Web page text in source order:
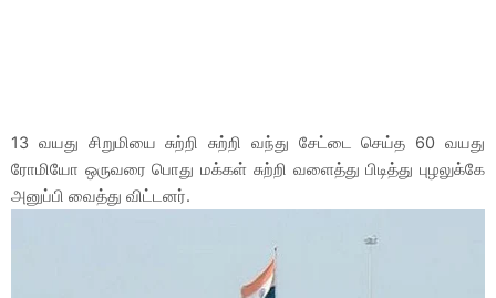
13 வயது சிறுமியை சுற்றி சுற்றி வந்து சேட்டை செய்த 60 வயது
ரோமியோ ஒருவரை பொது மக்கள் சுற்றி வளைத்து பிடித்து புழலுக்கே
அனுப்பி வைத்து விட்டனர்.